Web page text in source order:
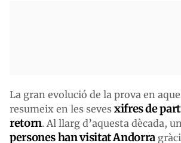
La gran evolució de la prova en
resumeix en les seves xifres de
retorn. Al llarg d’aquesta dècada,
persones han visitat Andorra